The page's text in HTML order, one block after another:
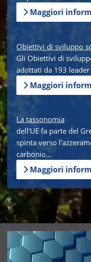
Maggiori
Obiettivi di sviluppo
Gli Obiettivi di
adottati da 193
Maggiori
La tassonomia
dell'UE fa parte del
spinta verso
carbonio...
Maggiori